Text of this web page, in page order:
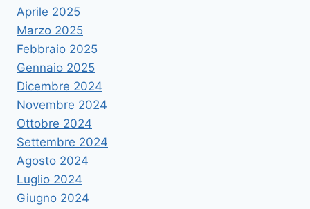
Aprile 2025
Marzo 2025
Febbraio 2025
Gennaio 2025
Dicembre 2024
Novembre 2024
Ottobre 2024
Settembre 2024
Agosto 2024
Luglio 2024
Giugno 2024